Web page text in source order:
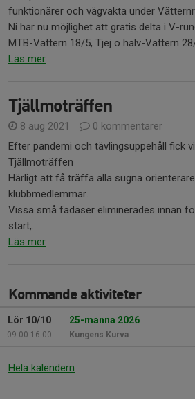
funktionärer och vägvakta under
Ni har nu möjlighet att gratis delta i V-
MTB-Vättern 18/5, Tjej o halv-Vättern
Läs mer
Tjällmoträffen
8 aug 2021
0 kommentarer
Efter pandemi och tävlingsuppehåll fick
Tjällmoträffen
Härligt att få träffa alla sugna
klubbmedlemmar.
Vissa små fadäser eliminerades innan
start,...
Läs mer
Kommande aktiviteter
Lör 10/10
09:00-16:00
25-manna 2026
Kungens Kurva
Hela kalendern